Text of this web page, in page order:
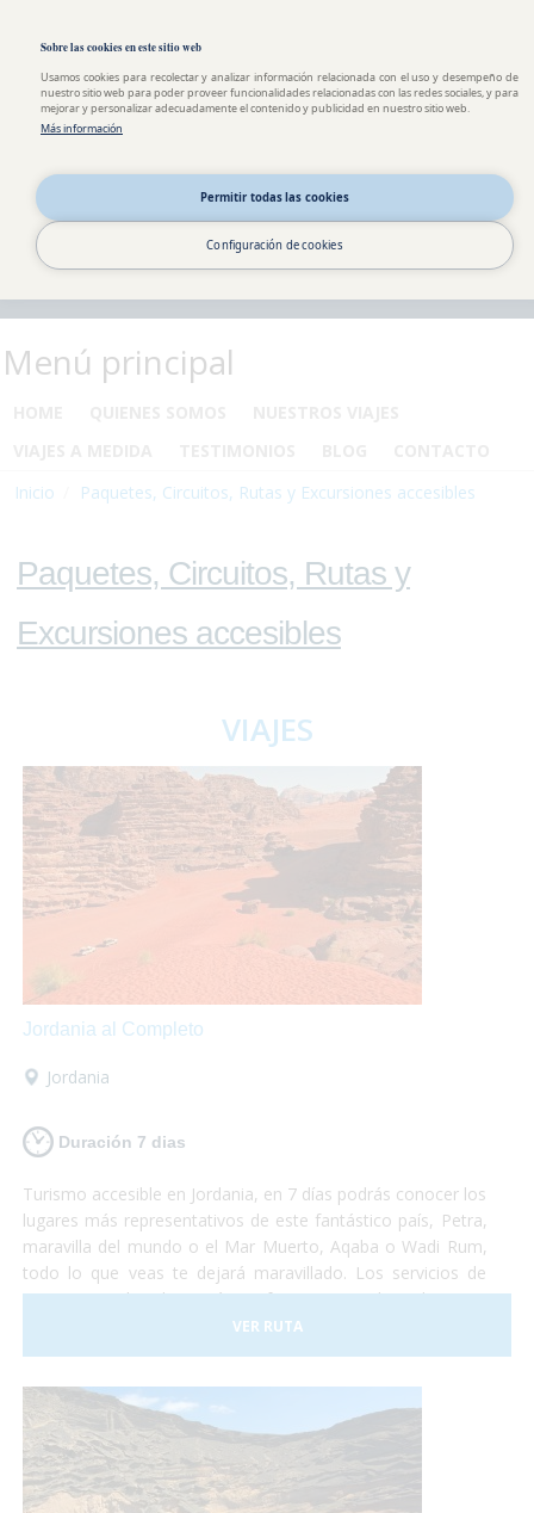
Sobre las cookies en este sitio web
Usamos cookies para recolectar y analizar información relacionada con el uso y desempeño de
nuestro sitio web para poder proveer funcionalidades relacionadas con las redes sociales, y para
mejorar y personalizar adecuadamente el contenido y publicidad en nuestro sitio web.
Más información
Permitir todas las cookies
Configuración de cookies
Menú principal
Inicio
Paquetes, Circuitos, Rutas y Excursiones accesibles
Paquetes, Circuitos, Rutas y
Excursiones accesibles
VIAJES
Jordania al Completo
Jordania
Duración 7 dias
Turismo accesible en Jordania, en 7 días podrás conocer los
lugares más representativos de este fantástico país, Petra,
maravilla del mundo o el Mar Muerto, Aqaba o Wadi Rum,
todo lo que veas te dejará maravillado. Los servicios de
transporte y hoteles están perfectamente adaptados para
personas con problemas de movilidad. Jordania te espera,
quieres visitarla?
VER RUTA